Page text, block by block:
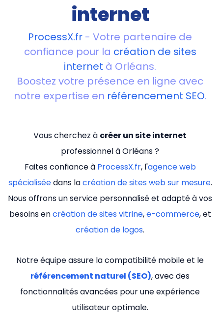
internet
ProcessX.fr - Votre partenaire de
confiance pour la création de sites
internet à Orléans.
Boostez votre présence en ligne avec
notre expertise en référencement SEO.
Vous cherchez à créer un site internet
professionnel à Orléans ?
Faites confiance à ProcessX.fr, l'agence web
spécialiséedans lacréation de sites web sur mesure.
Nous offrons un service personnalisé et adapté à vos
besoins encréation de sites vitrine,e-commerce, et
création de logos.
Notre équipe assure la compatibilité mobile et le
référencement naturel (SEO), avec des
fonctionnalités avancées pour une expérience
utilisateur optimale.